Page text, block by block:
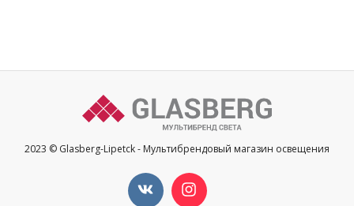
2023 © Glasberg-Lipetck - Мультибрендовый магазин освещения